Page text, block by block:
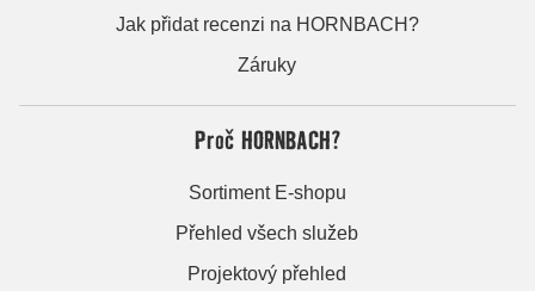
Jak přidat recenzi na HORNBACH?
Záruky
Proč HORNBACH?
Sortiment E-shopu
Přehled všech služeb
Projektový přehled